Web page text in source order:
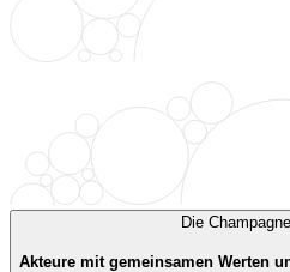
Die
Akteure mit gemeinsamen Werten